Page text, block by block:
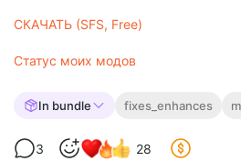
СКАЧАТЬ (SFS, Free)
Статус моих модов
In bundle fixes_enhances
3 28